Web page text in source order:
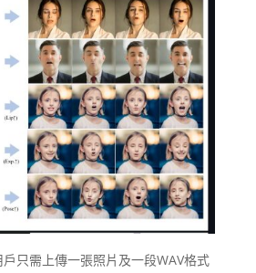
戶只需上傳一張照片及一段WAV格式